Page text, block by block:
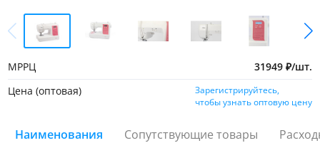
МРРЦ 31949 ₽/шт.
Цена (оптовая)
Зарегистрируйтесь,
чтобы узнать оптовую цену
Наименования Сопутствующие товары